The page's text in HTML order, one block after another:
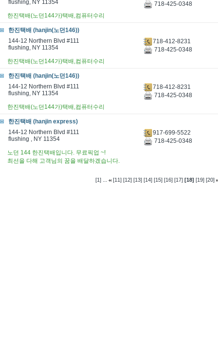
flushing, NY 11354
718-425-0348
한진택배(노던144가)택배,컴퓨터수리
한진택배 (hanjin(노던146))
144-12 Northern Blvd #111
flushing, NY 11354
718-412-8231
718-425-0348
한진택배(노던144가)택배,컴퓨터수리
한진택배 (hanjin(노던146))
144-12 Northern Blvd #111
flushing, NY 11354
718-412-8231
718-425-0348
한진택배(노던144가)택배,컴퓨터수리
한진택배 (hanjin express)
144-12 Northern Blvd #111
flushing , NY 11354
917-699-5522
718-425-0348
노던 144 한진택배입니다. 무료픽업 ~!
최선을 다해 고객님의 꿈을 배달하겠습니다.
[1]... [11] [12] [13] [14] [15] [16] [17] [18] [19] [20]